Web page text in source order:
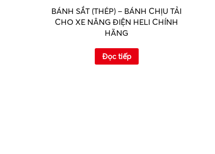
BÁNH SẮT (THÉP) – BÁNH CHỊU TẢI
CHO XE NÂNG ĐIỆN HELI CHÍNH
HÃNG
Đọc tiếp